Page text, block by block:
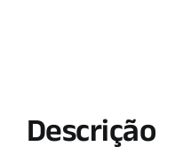
Descrição